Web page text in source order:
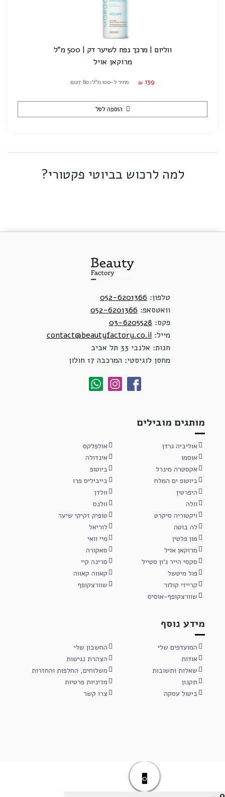
ווליום | מרכך נפח לשיער דק | 500 מ"ל
מרוקאן אויל
₪ 139 מחיר ל-100 מ"ל: ₪27.80
הוספה לסל
למה לרכוש בביוטי פקטורי?
טלפון: 052-6201366
וואטסאפ: 052-6201366
פקס: 03-6205528
מייל: contact@beautyfactory.co.il
חנות: אלנבי 33 תל אביב
מחסן לוגיסטי: המרכבה 17 חולון
מותגים מובילים
אוליביה גרדן
אולפלקס
אוסמו
אינדולה
אקסטרה מינרל
ביוטופ
ביוטופ ים המלח
בייביליס פרו
היפרטין
וולדן
וולה
וולנס
ויקטוריה סיקרט
טופיק זקיקי שיער
לה בוטה
לוריאל
מון פלטין
מיי וואי
מרוקאן אויל
סאקורה
סקסי הייר ג'ון סטייל
סרינה קיי
פול מיטשל
קאווה קאווה
קרייזי קולור
שוורצקופף
שוורצקופף-אוסיס
מידע נוסף
המועדפים שלי
החשבון שלי
אודות
הצהרת נגישות
שאלות ותשובות
משלוחים, החלפות והחזרות
תקנון
מדיניות פרטיות
ביטול עסקה
צרו קשר
0